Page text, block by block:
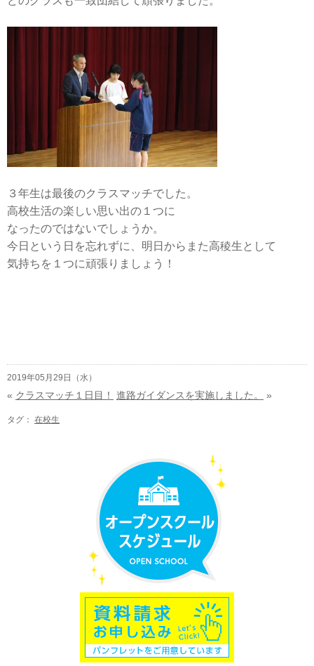
３年生は最後のクラスマッチでした。
高校生活の楽しい思い出の１つに
なったのではないでしょうか。
今日という日を忘れずに、明日からまた高稜生として
気持ちを１つに頑張りましょう！
2019年05月29日（水）
« クラスマッチ１日目！ 進路ガイダンスを実施しました。 »
タグ： 在校生